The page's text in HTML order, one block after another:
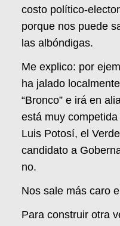
costo político-
porque nos puede
las albóndigas.
Me explico: por
ha jalado
“Bronco” e irá en
está muy
Luis Potosí, el
candidato a
no.
Nos sale más caro
Para construir otra